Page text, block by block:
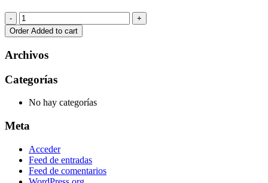
Order Added to cart
Archivos
Categorías
No hay categorías
Meta
Acceder
Feed de entradas
Feed de comentarios